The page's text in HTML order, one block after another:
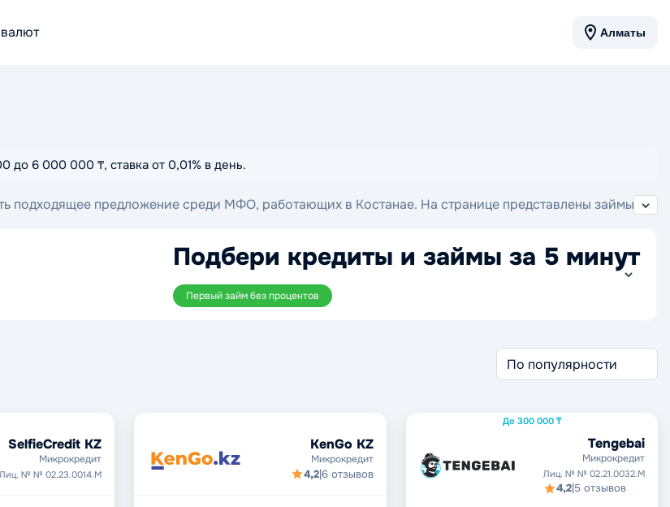
Алматы
6 000 000 ₸, ставка от 0,01% в день.
подходящее предложение среди МФО, работающих в Костанае. На странице представлены займы в
Подбери кредиты и займы за 5 минут
Первый займ без процентов
SelfieCredit KZ
Микрокредит
Лиц. № № 02.23.0014.М
KenGo KZ
Микрокредит
4,2|6 отзывов
До 300 000 ₸
Tengebai
Микрокредит
Лиц. № № 02.21.0032.М
4,2|5 отзывов